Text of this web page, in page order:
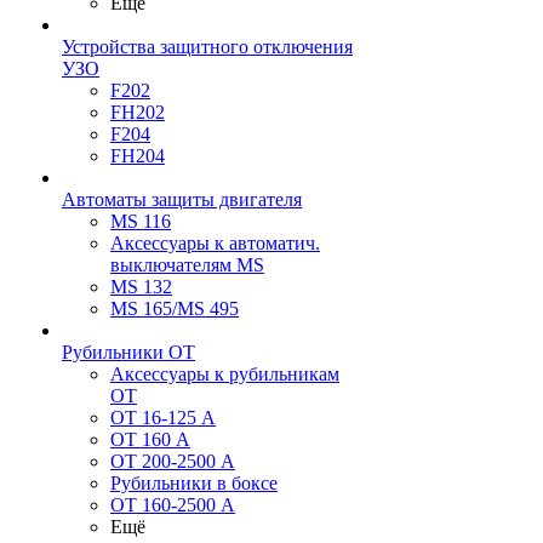
Устройства защитного отключения
УЗО
F202
FH202
F204
FH204
Автоматы защиты двигателя
MS 116
Аксессуары к автоматич.
выключателям MS
MS 132
MS 165/MS 495
Рубильники ОТ
Аксессуары к рубильникам
OT
OT 16-125 А
OT 160 А
OT 200-2500 А
Рубильники в боксе
OT 160-2500 А
Ещё